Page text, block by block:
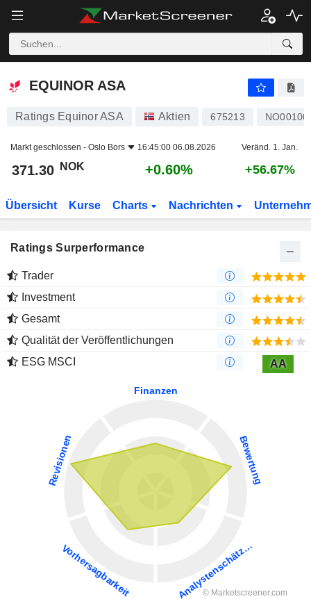
EQUINOR ASA
EQUINOR ASA
Ratings Equinor ASA Aktien 675213
Markt geschlossen - Oslo Bors 16:45:00 06.08.2026 Veränd. 1. Jan.
371.30 NOK +0.60% +56.67%
Übersicht Kurse Charts Nachrichten
Ratings Surperformance
Trader
Investment
Gesamt
Qualität der Veröffentlichungen
ESG MSCI
AA